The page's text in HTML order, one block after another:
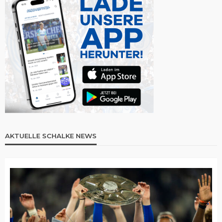
AKTUELLE SCHALKE NEWS